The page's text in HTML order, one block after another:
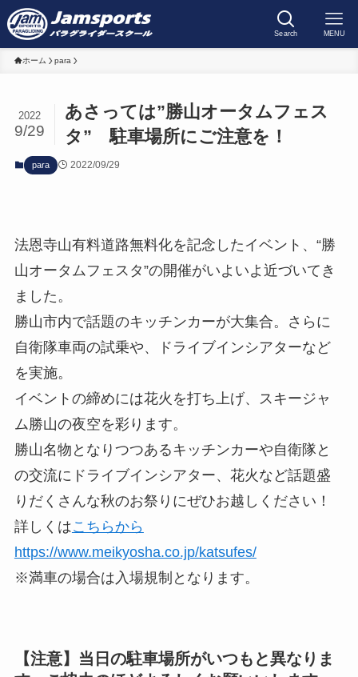
Search MENU
ホーム para
あさっては”勝山オータムフェス
タ” 駐車場所にご注意を！
2022
9/29
para 2022/09/29
法恩寺山有料道路無料化を記念したイベント、“勝
山オータムフェスタ”の開催がいよいよ近づいてき
ました。
勝山市内で話題のキッチンカーが大集合。さらに
自衛隊車両の試乗や、ドライブインシアターなど
を実施。
イベントの締めには花火を打ち上げ、スキージャ
ム勝山の夜空を彩ります。
勝山名物となりつつあるキッチンカーや自衛隊と
の交流にドライブインシアター、花火など話題盛
りだくさんな秋のお祭りにぜひお越しください！
詳しくはこちらから
https://www.meikyosha.co.jp/katsufes/
※満車の場合は入場規制となります。
【注意】当日の駐車場所がいつもと異なりま